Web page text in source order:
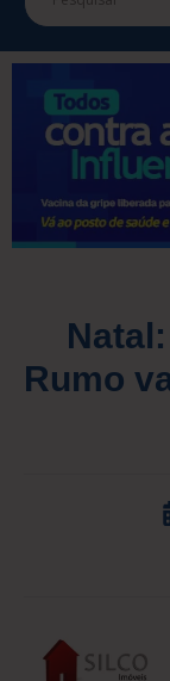
Rumo